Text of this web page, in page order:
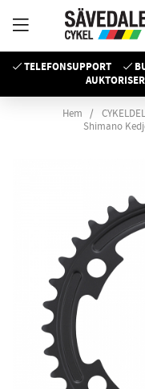
TELEFONSUPPORT
Hem
Shimano